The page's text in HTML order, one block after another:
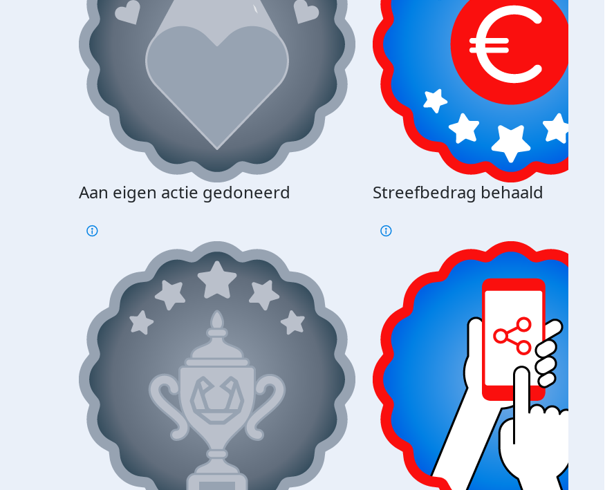
Aan eigen actie gedoneerd Streefbedrag behaald